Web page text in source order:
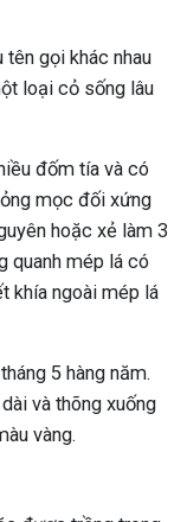
gọi khác nhau
loại cỏ sống lâu
đốm tía và có
mọc đối xứng
hoặc xẻ làm 3
quanh mép lá có
khía ngoài mép lá
5 hàng năm.
và thõng xuống
vàng.